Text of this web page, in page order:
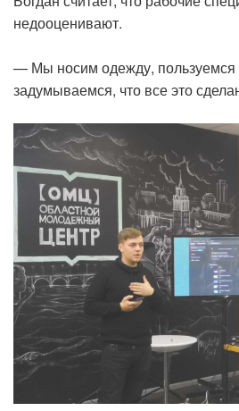
недооценивают.
— Мы носим одежду, пользуемся
задумываемся, что все это